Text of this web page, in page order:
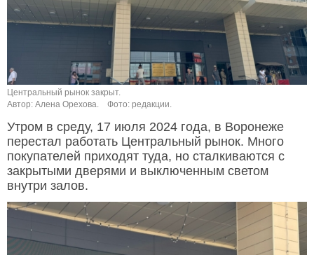
Центральный рынок закрыт.
Автор: Алена Орехова.
Фото: редакции.
Утром в среду, 17 июля 2024 года, в Воронеже
перестал работать Центральный рынок. Много
покупателей приходят туда, но сталкиваются с
закрытыми дверями и выключенным светом
внутри залов.